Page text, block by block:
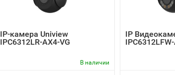
IP-камера Uniview
IPC6312LR-AX4-VG
В наличии
IP